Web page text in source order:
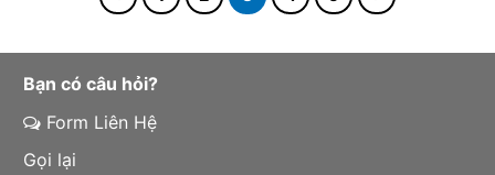
bảo trì và sản xuất công
Bạn có câu hỏi?
Form Liên Hệ
Gọi lại